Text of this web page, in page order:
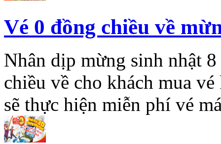
Vé 0 đồng chiều về
Nhân dịp mừng sinh nhật
chiều về cho khách mua
sẽ thực hiện miễn phí vé